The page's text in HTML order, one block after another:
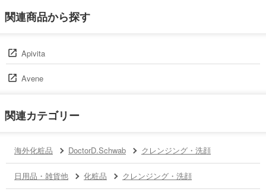
関連商品から探す
Apivita
Avene
関連カテゴリー
海外化粧品 DoctorD.Schwab クレンジング・洗顔
日用品・雑貨他 化粧品 クレンジング・洗顔